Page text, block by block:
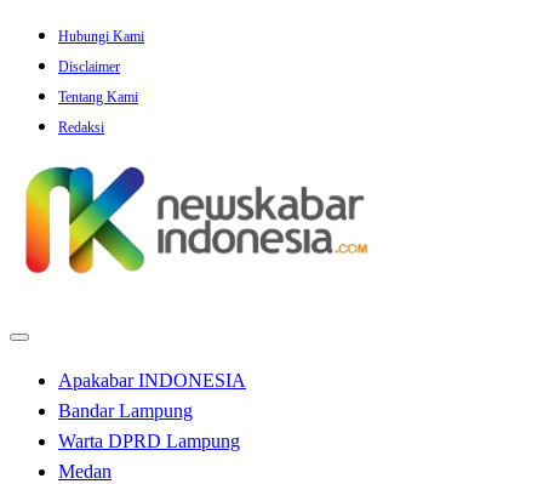
Skip
content
Hubungi Kami
Disclaimer
Tentang Kami
Redaksi
Apakabar INDONESIA
Bandar Lampung
Warta DPRD Lampung
Medan